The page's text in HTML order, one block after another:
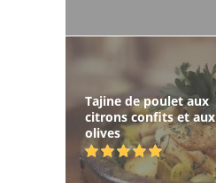
Tajine de poulet aux
citrons confits et aux
olives